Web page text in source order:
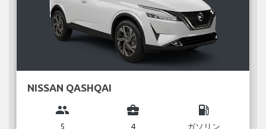
NISSAN QASHQAI
group
5
business_center
4
local_gas_station
ガソリン